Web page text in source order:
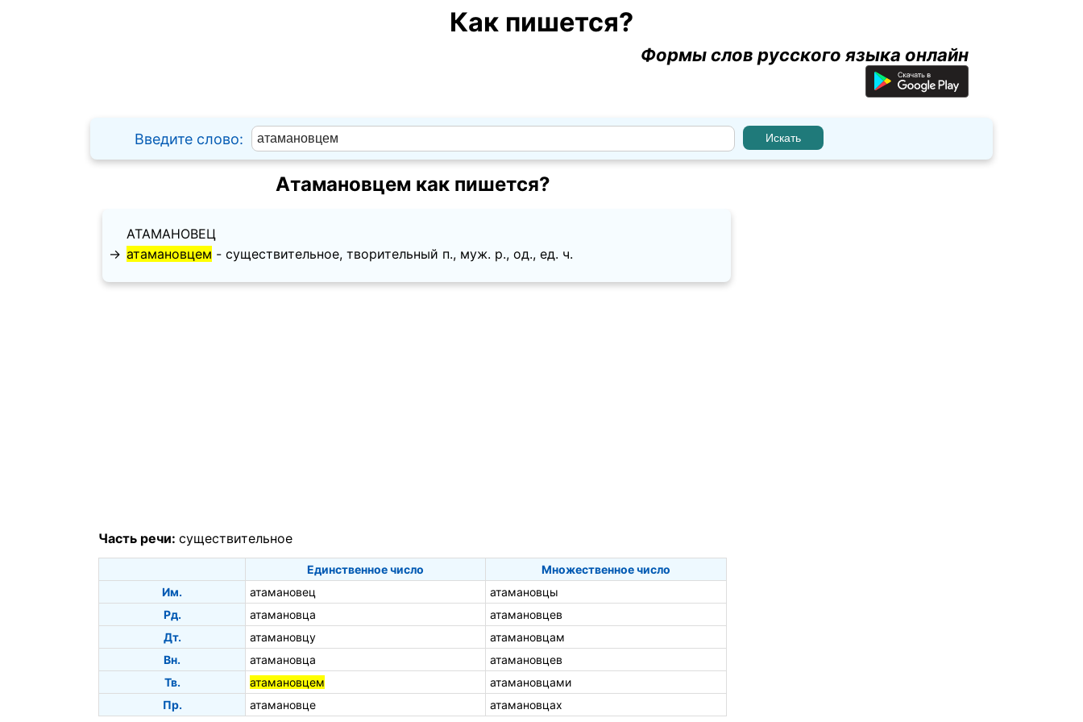
Как пишется?
Формы слов русского языка онлайн
Введите слово:
Атамановцем как пишется?
АТАМАНОВЕЦ
→ атамановцем - существительное, творительный п., муж. p., од., ед. ч.
Часть речи: существительное
Единственное число
Множественное число
Им.
атамановец
атамановцы
Рд.
атамановца
атамановцев
Дт.
атамановцу
атамановцам
Вн.
атамановца
атамановцев
Тв.
атамановцем
атамановцами
Пр.
атамановце атамановцах